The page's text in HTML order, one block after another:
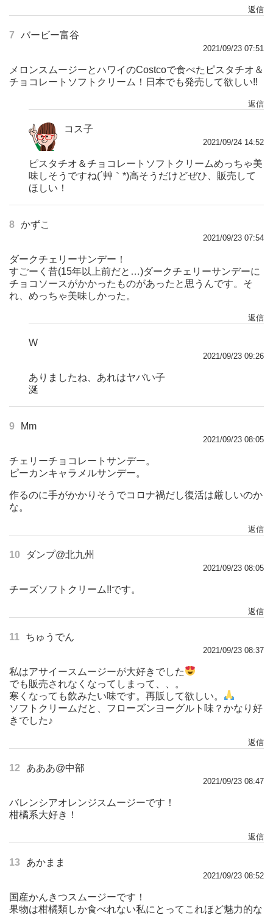
返信
7 バービー富谷
2021/09/23 07:51
メロンスムージーとハワイのCostcoで食べたピスタチオ＆
チョコレートソフトクリーム！日本でも発売して欲しい‼︎
返信
コス子
2021/09/24 14:52
ピスタチオ＆チョコレートソフトクリームめっちゃ美
味しそうですね(´艸｀*)高そうだけどぜひ、販売して
ほしい！
8 かずこ
2021/09/23 07:54
ダークチェリーサンデー！
すごーく昔(15年以上前だと…)ダークチェリーサンデーに
チョコソースがかかったものがあったと思うんです。そ
れ、めっちゃ美味しかった。
返信
W
2021/09/23 09:26
ありましたね、あれはヤバい子
涎
9 Mm
2021/09/23 08:05
チェリーチョコレートサンデー。
ピーカンキャラメルサンデー。
作るのに手がかかりそうでコロナ禍だし復活は厳しいのか
な。
返信
10 ダンプ@北九州
2021/09/23 08:05
チーズソフトクリーム!!です。
返信
11 ちゅうでん
2021/09/23 08:37
私はアサイースムージーが大好きでした
でも販売されなくなってしまって、、。
寒くなっても飲みたい味です。再販して欲しい。
ソフトクリームだと、フローズンヨーグルト味？かなり好
きでした♪
返信
12 あああ@中部
2021/09/23 08:47
バレンシアオレンジスムージーです！
柑橘系大好き！
返信
13 あかまま
2021/09/23 08:52
国産かんきつスムージーです！
果物は柑橘類しか食べれない私にとってこれほど魅力的な